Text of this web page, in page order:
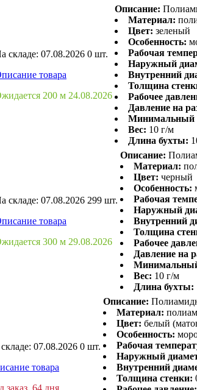
складе: 07.08.2026 0 шт.
товара
200 м 24.08.2026
Описание:
Материал:
Цвет: зеленый
Особенность:
Рабочая
Наружный
Внутренний
Толщина
Рабочее
Давление на
Минимальный
Вес: 10 г/м
Длина бухты:
складе: 07.08.2026 299 шт.
товара
300 м 29.08.2026
Описание:
Материал:
Цвет: черный
Особенность:
Рабочая
Наружный
Внутренний
Толщина
Рабочее
Давление на
Минимальный
Вес: 10 г/м
Длина бухты:
07.08.2026 0 шт.
товара
заказ, 64 дня
Описание:
Материал:
Цвет: белый
Особенность:
Рабочая
Наружный
Внутренний
Толщина стенки: